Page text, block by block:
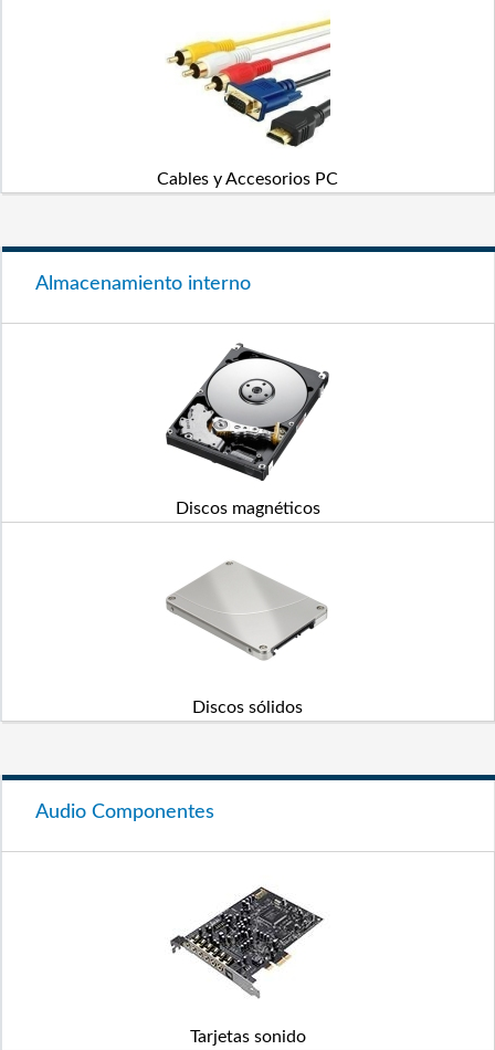
Cables y Accesorios PC
Almacenamiento interno
Discos magnéticos
Discos sólidos
Audio Componentes
Tarjetas sonido